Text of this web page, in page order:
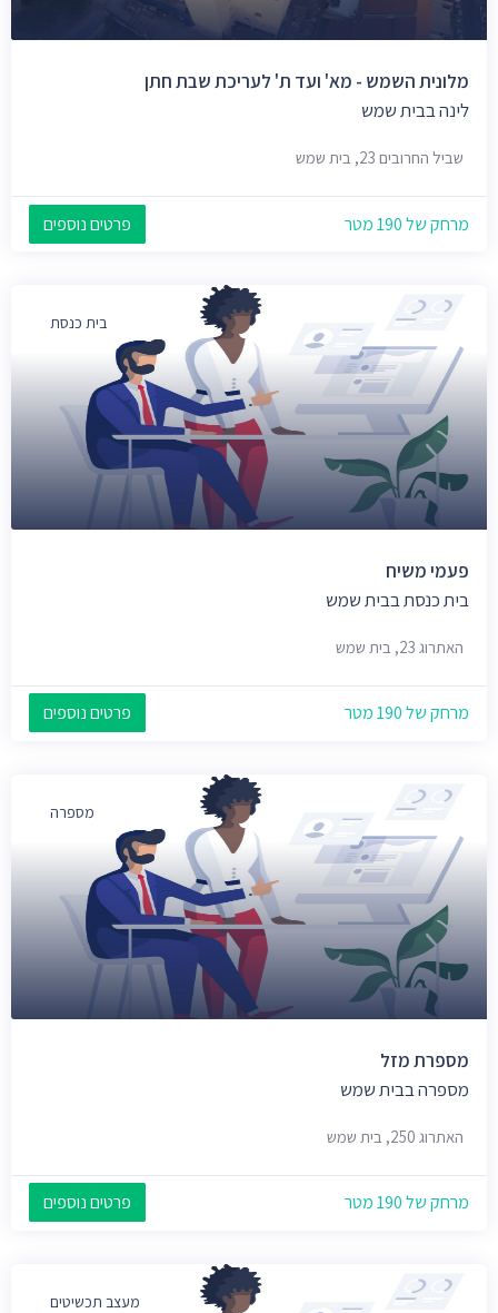
מלונית השמש - מא' ועד ת' לעריכת שבת חתן
לינה בבית שמש
שביל החרובים 23, בית שמש
מרחק של 190 מטר פרטים נוספים
בית כנסת
פעמי משיח
בית כנסת בבית שמש
האתרוג 23, בית שמש
מרחק של 190 מטר פרטים נוספים
מספרה
מספרת מזל
מספרה בבית שמש
האתרוג 250, בית שמש
מרחק של 190 מטר פרטים נוספים
מעצב תכשיטים